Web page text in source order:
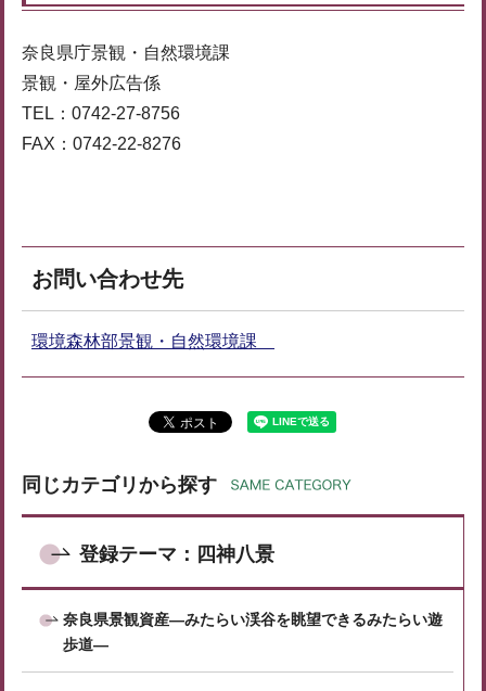
奈良県庁景観・自然環境課
景観・屋外広告係
TEL：0742-27-8756
FAX：0742-22-8276
お問い合わせ先
環境森林部景観・自然環境課
同じカテゴリから探す
登録テーマ：四神八景
奈良県景観資産―みたらい渓谷を眺望できるみたらい遊
歩道―